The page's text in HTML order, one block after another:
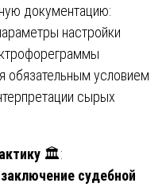
документацию:
настройки
обязательным условием
сырых
🏛️:
судебной